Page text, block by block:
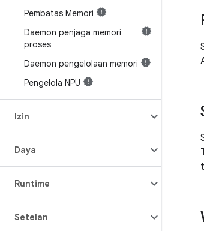
Pembatas Memori
Daemon penjaga memori
proses
Daemon pengelolaan memori
Pengelola NPU
Izin
Daya
Runtime
Setelan